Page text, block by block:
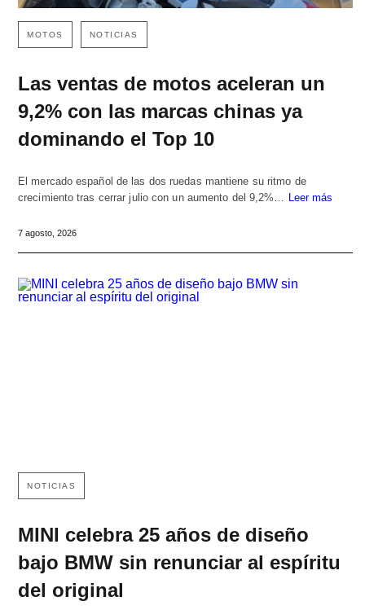
MOTOS NOTICIAS
Las ventas de motos aceleran un
9,2% con las marcas chinas ya
dominando el Top 10
El mercado español de las dos ruedas mantiene su ritmo de
crecimiento tras cerrar julio con un aumento del 9,2%…
Leer más
7 agosto, 2026
NOTICIAS
MINI celebra 25 años de diseño
bajo BMW sin renunciar al espíritu
del original